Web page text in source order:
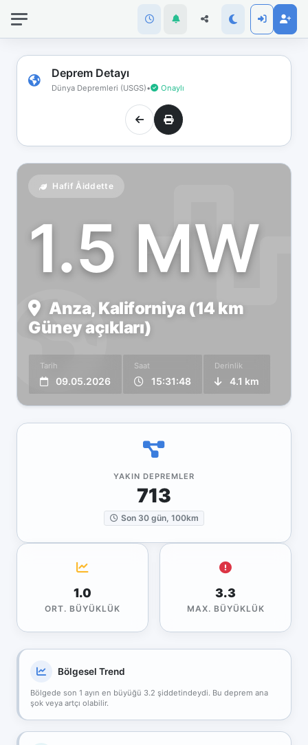
Deprem Detayı
Dünya Depremleri (USGS)• Onaylı
Hafif Åiddette
1.5 MW
Anza, Kaliforniya (14 km
Güney açıkları)
Tarih
09.05.2026
Saat
15:31:48
Derinlik
4.1 km
YAKIN DEPREMLER
713
Son 30 gün, 100km
1.0
ORT. BÜYÜKLÜK
3.3
MAX. BÜYÜKLÜK
Bölgesel Trend
Bölgede son 1 ayın en büyüğü 3.2 şiddetindeydi. Bu deprem ana
şok veya artçı olabilir.
bağlantınız
koptu!
Çevrimdışı
moddasınız.